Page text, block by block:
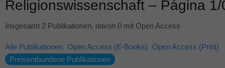
Religionswissenschaft – Página 1/
Insgesamt 2 Publikationen, davon 0 mit Open Access
Alle Publikationen Open Access (E-Books)
Open Access (Print)
Preisentbundene Publikationen